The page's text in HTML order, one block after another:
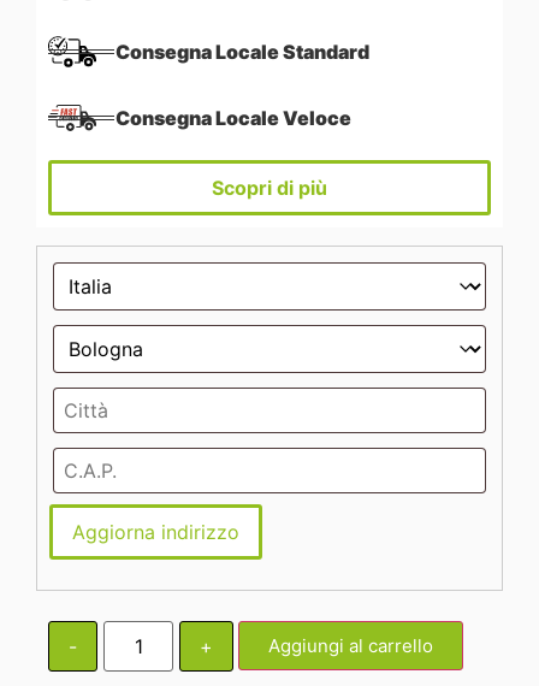
Consegna Locale Standard
Consegna Locale Veloce
Scopri di più
Aggiorna indirizzo
- + Aggiungi al carrello